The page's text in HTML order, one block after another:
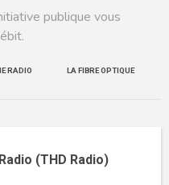
publique vous
RADIO LA FIBRE OPTIQUE
(THD Radio)